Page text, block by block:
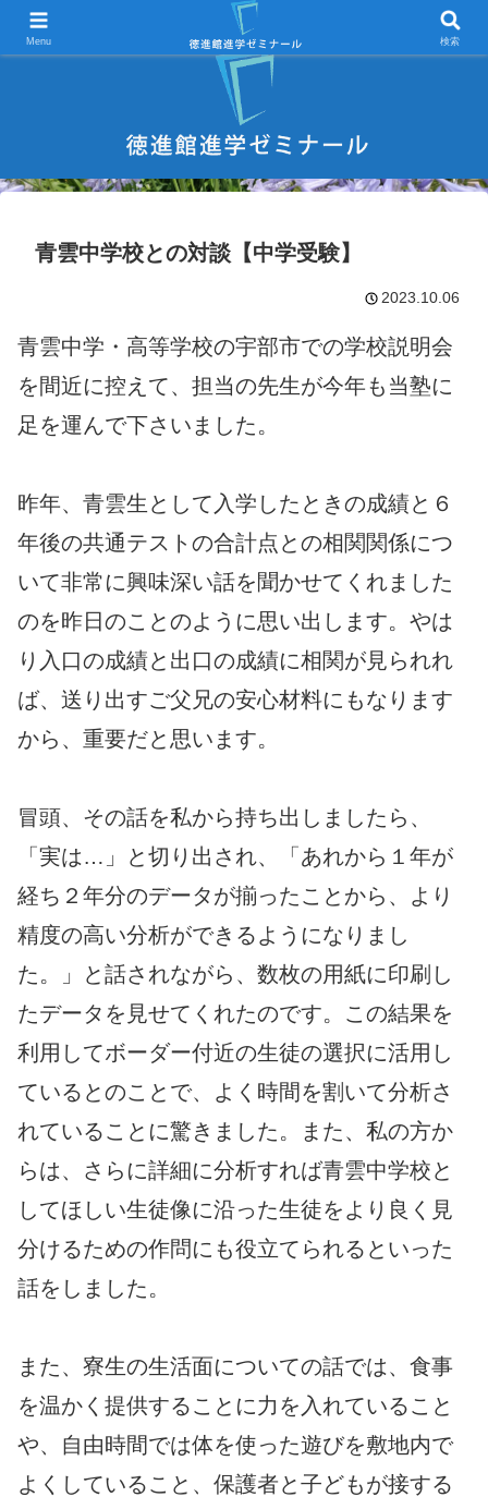
宇部市 学習塾 中学受験 高校受験 大学受験 進学塾 試験対策
青雲中学校との対談【中学受験】
2023.10.06
青雲中学・高等学校の宇部市での学校説明会
を間近に控えて、担当の先生が今年も当塾に
足を運んで下さいました。
昨年、青雲生として入学したときの成績と６
年後の共通テストの合計点との相関関係につ
いて非常に興味深い話を聞かせてくれました
のを昨日のことのように思い出します。やは
り入口の成績と出口の成績に相関が見られれ
ば、送り出すご父兄の安心材料にもなります
から、重要だと思います。
冒頭、その話を私から持ち出しましたら、
「実は…」と切り出され、「あれから１年が
経ち２年分のデータが揃ったことから、より
精度の高い分析ができるようになりまし
た。」と話されながら、数枚の用紙に印刷し
たデータを見せてくれたのです。この結果を
利用してボーダー付近の生徒の選択に活用し
ているとのことで、よく時間を割いて分析さ
れていることに驚きました。また、私の方か
らは、さらに詳細に分析すれば青雲中学校と
してほしい生徒像に沿った生徒をより良く見
分けるための作問にも役立てられるといった
話をしました。
また、寮生の生活面についての話では、食事
を温かく提供することに力を入れていること
や、自由時間では体を使った遊びを敷地内で
よくしていること、保護者と子どもが接する
Menu 検索